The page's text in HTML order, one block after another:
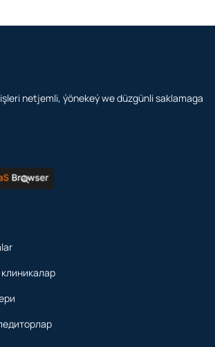
netjemli, ýönekeý we düzgünli saklamaga